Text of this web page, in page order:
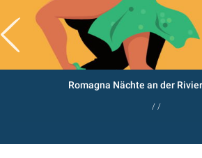
Romagna Nächte an der
/ /